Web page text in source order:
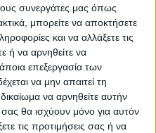
συνεργάτες μας όπως
μπορείτε να αποκτήσετε
και να αλλάξετε τις
ή να αρνηθείτε να
επεξεργασία των
να μην απαιτεί τη
να αρνηθείτε αυτήν
θα ισχύουν μόνο για αυτόν
τις προτιμήσεις σας ή να